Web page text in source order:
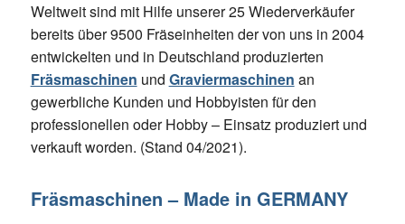
Weltweit sind mit Hilfe unserer 25 Wiederverkäufer
bereits über 9500 Fräseinheiten der von uns in 2004
entwickelten und in Deutschland produzierten
Fräsmaschinen und Graviermaschinen an
gewerbliche Kunden und Hobbyisten für den
professionellen oder Hobby – Einsatz produziert und
verkauft worden. (Stand 04/2021).
Fräsmaschinen – Made in GERMANY